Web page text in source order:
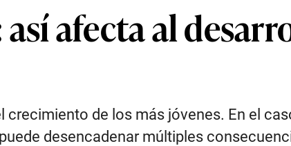
afecta al
de los más jóvenes. En el
desencadenar múltiples